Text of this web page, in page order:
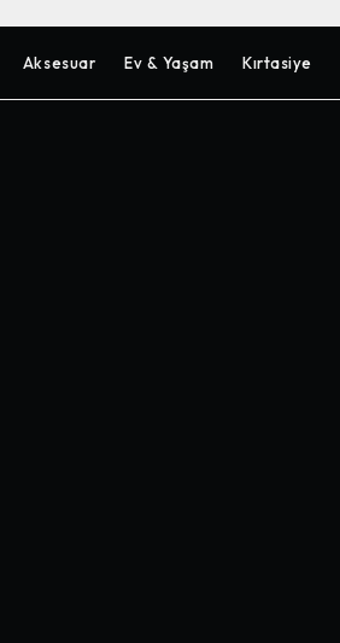
Aksesuar Ev & Yaşam Kırtasiye